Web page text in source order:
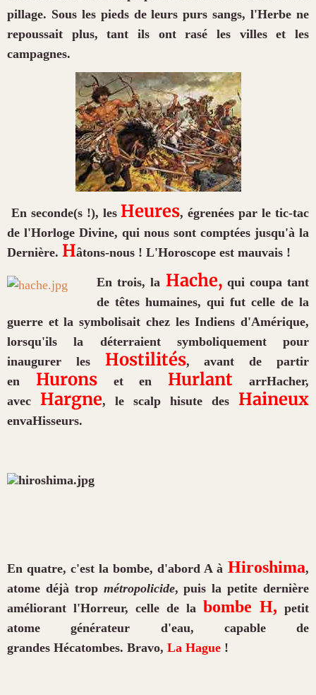
pillage. Sous les pieds de leurs purs sangs, l'Herbe ne
repoussait plus, tant ils ont rasé les villes et les
campagnes.
En seconde(s !), les Heures, égrenées par le tic-tac
de l'Horloge Divine, qui nous sont comptées jusqu'à la
Dernière. Hâtons-nous ! L'Horoscope est mauvais !
En trois, la Hache, qui coupa tant
de têtes humaines, qui fut celle de la
guerre et la symbolisait chez les Indiens d'Amérique,
lorsqu'ils la déterraient symboliquement pour
inaugurer les Hostilités, avant de partir
en Huronset en Hurlant arrHacher,
avec Hargne, le scalp hisute des Haineux
envaHisseurs.
En quatre, c'est la bombe, d'abord A à Hiroshima,
atome déjà trop métropolicide, puis la petite dernière
améliorant l'Horreur, celle de la bombe H, petit
atome générateur d'eau, capable de
grandes Hécatombes. Bravo, La Hague !